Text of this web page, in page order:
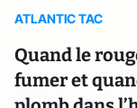
ATLANTIC TAC
Quand le
fumer et